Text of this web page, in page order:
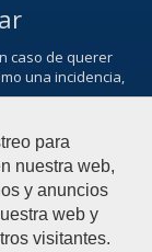
para
nuestra web,
y anuncios
web y
visitantes.
caso de querer
una incidencia,
de